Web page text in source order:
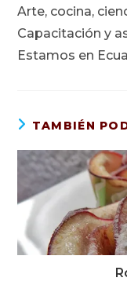
Arte, cocina,
Capacitación y
Estamos en
TAMBIÉN